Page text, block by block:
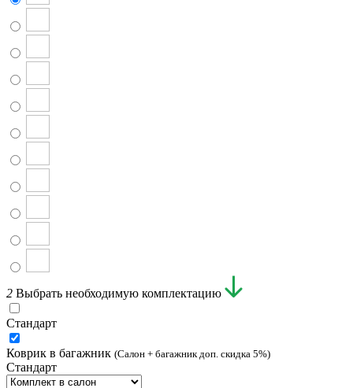
2 Выбрать необходимую комплектацию
Стандарт
Коврик в багажник (Салон + багажник доп. скидка 5%)
Стандарт